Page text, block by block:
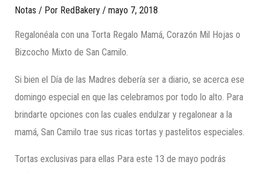
Notas / Por RedBakery /mayo 7, 2018
Regalonéala con una Torta Regalo Mamá, Corazón Mil Hojas o
Bizcocho Mixto de San Camilo.
Si bien el Día de las Madres debería ser a diario, se acerca ese
domingo especial en que las celebramos por todo lo alto. Para
brindarte opciones con las cuales endulzar y regalonear a la
mamá, San Camilo trae sus ricas tortas y pastelitos especiales.
Tortas exclusivas para ellas Para este 13 de mayo podrás